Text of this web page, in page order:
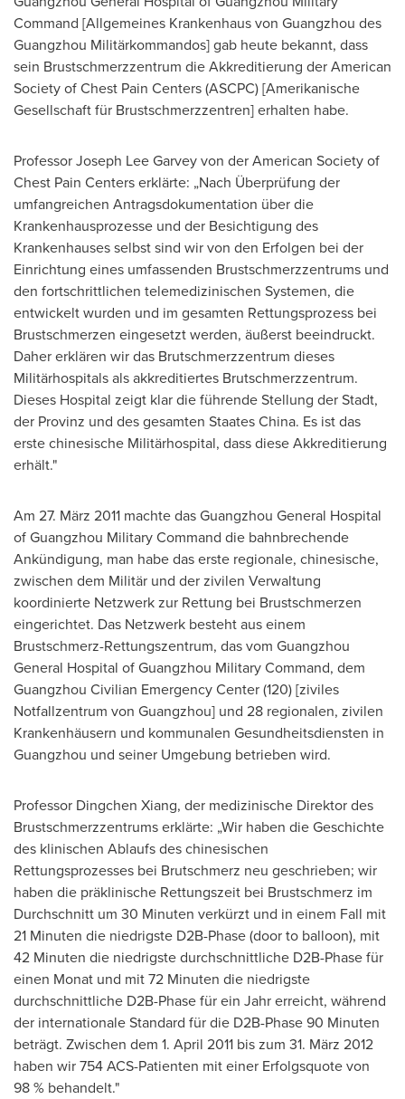
Command [Allgemeines Krankenhaus von Guangzhou des
Guangzhou Militärkommandos] gab heute bekannt, dass
sein Brustschmerzzentrum die Akkreditierung der American
Society of Chest Pain Centers (ASCPC) [Amerikanische
Gesellschaft für Brustschmerzzentren] erhalten habe.
Professor Joseph Lee Garvey von der American Society of
Chest Pain Centers erklärte: „Nach Überprüfung der
umfangreichen Antragsdokumentation über die
Krankenhausprozesse und der Besichtigung des
Krankenhauses selbst sind wir von den Erfolgen bei der
Einrichtung eines umfassenden Brustschmerzzentrums und
den fortschrittlichen telemedizinischen Systemen, die
entwickelt wurden und im gesamten Rettungsprozess bei
Brustschmerzen eingesetzt werden, äußerst beeindruckt.
Daher erklären wir das Brutschmerzzentrum dieses
Militärhospitals als akkreditiertes Brutschmerzzentrum.
Dieses Hospital zeigt klar die führende Stellung der Stadt,
der Provinz und des gesamten Staates China. Es ist das
erste chinesische Militärhospital, dass diese Akkreditierung
erhält."
Am 27. März 2011 machte das Guangzhou General Hospital
of Guangzhou Military Command die bahnbrechende
Ankündigung, man habe das erste regionale, chinesische,
zwischen dem Militär und der zivilen Verwaltung
koordinierte Netzwerk zur Rettung bei Brustschmerzen
eingerichtet. Das Netzwerk besteht aus einem
Brustschmerz-Rettungszentrum, das vom Guangzhou
General Hospital of Guangzhou Military Command, dem
Guangzhou Civilian Emergency Center (120) [ziviles
Notfallzentrum von Guangzhou] und 28 regionalen, zivilen
Krankenhäusern und kommunalen Gesundheitsdiensten in
Guangzhou und seiner Umgebung betrieben wird.
Professor Dingchen Xiang, der medizinische Direktor des
Brustschmerzzentrums erklärte: „Wir haben die Geschichte
des klinischen Ablaufs des chinesischen
Rettungsprozesses bei Brutschmerz neu geschrieben; wir
haben die präklinische Rettungszeit bei Brustschmerz im
Durchschnitt um 30 Minuten verkürzt und in einem Fall mit
21 Minuten die niedrigste D2B-Phase (door to balloon), mit
42 Minuten die niedrigste durchschnittliche D2B-Phase für
einen Monat und mit 72 Minuten die niedrigste
durchschnittliche D2B-Phase für ein Jahr erreicht, während
der internationale Standard für die D2B-Phase 90 Minuten
beträgt. Zwischen dem 1. April 2011 bis zum 31. März 2012
haben wir 754 ACS-Patienten mit einer Erfolgsquote von
98 % behandelt."